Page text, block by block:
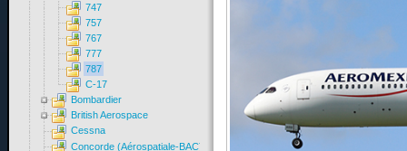
747
757
767
777
787
C-17
Bombardier
British Aerospace
Cessna
Concorde (Aérospatiale-BAC)